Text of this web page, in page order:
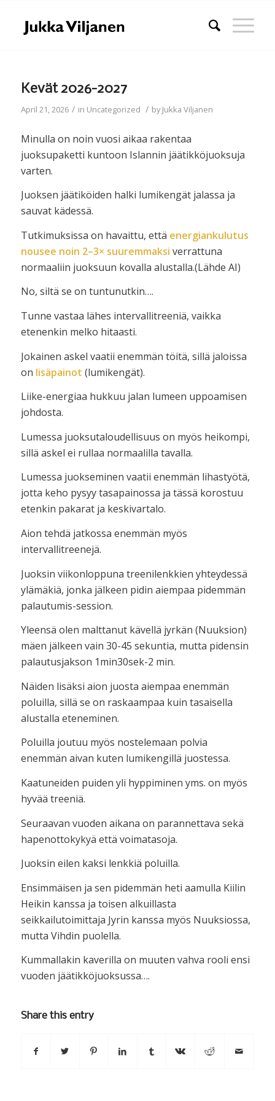
Kevät 2026-2027
April 21, 2026 / in Uncategorized / byJukka Viljanen
Minulla on noin vuosi aikaa rakentaa
juoksupaketti kuntoon Islannin jäätikköjuoksuja
varten.
Juoksen jäätiköiden halki lumikengät jalassa ja
sauvat kädessä.
Tutkimuksissa on havaittu, että energiankulutus
nousee noin 2–3× suuremmaksi verrattuna
normaaliin juoksuun kovalla alustalla.(Lähde AI)
No, siltä se on tuntunutkin….
Tunne vastaa lähes intervallitreeniä, vaikka
etenenkin melko hitaasti.
Jokainen askel vaatii enemmän töitä, sillä jaloissa
on lisäpainot (lumikengät).
Liike-energiaa hukkuu jalan lumeen uppoamisen
johdosta.
Lumessa juoksutaloudellisuus on myös heikompi,
sillä askel ei rullaa normaalilla tavalla.
Lumessa juokseminen vaatii enemmän lihastyötä,
jotta keho pysyy tasapainossa ja tässä korostuu
etenkin pakarat ja keskivartalo.
Aion tehdä jatkossa enemmän myös
intervallitreenejä.
Juoksin viikonloppuna treenilenkkien yhteydessä
ylämäkiä, jonka jälkeen pidin aiempaa pidemmän
palautumis-session.
Yleensä olen malttanut kävellä jyrkän (Nuuksion)
mäen jälkeen vain 30-45 sekuntia, mutta pidensin
palautusjakson 1min30sek-2 min.
Näiden lisäksi aion juosta aiempaa enemmän
poluilla, sillä se on raskaampaa kuin tasaisella
alustalla eteneminen.
Poluilla joutuu myös nostelemaan polvia
enemmän aivan kuten lumikengillä juostessa.
Kaatuneiden puiden yli hyppiminen yms. on myös
hyvää treeniä.
Seuraavan vuoden aikana on parannettava sekä
hapenottokykyä että voimatasoja.
Juoksin eilen kaksi lenkkiä poluilla.
Ensimmäisen ja sen pidemmän heti aamulla Kiilin
Heikin kanssa ja toisen alkuillasta
seikkailutoimittaja Jyrin kanssa myös Nuuksiossa,
mutta Vihdin puolella.
Kummallakin kaverilla on muuten vahva rooli ensi
vuoden jäätikköjuoksussa….
Share this entry